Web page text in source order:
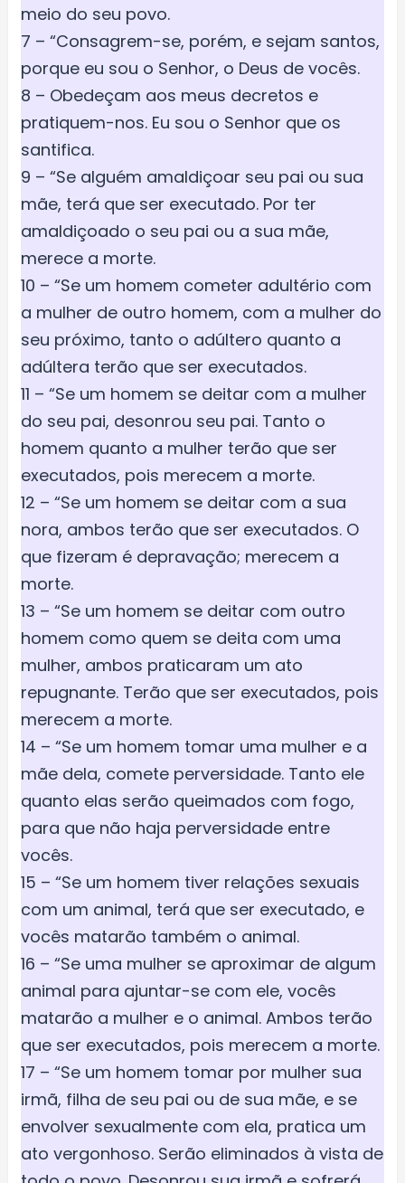
meio do seu povo.
7 – “Consagrem-se, porém, e sejam santos,
porque eu sou o Senhor, o Deus de vocês.
8 – Obedeçam aos meus decretos e
pratiquem-nos. Eu sou o Senhor que os
santifica.
9 – “Se alguém amaldiçoar seu pai ou sua
mãe, terá que ser executado. Por ter
amaldiçoado o seu pai ou a sua mãe,
merece a morte.
10 – “Se um homem cometer adultério com
a mulher de outro homem, com a mulher do
seu próximo, tanto o adúltero quanto a
adúltera terão que ser executados.
11 – “Se um homem se deitar com a mulher
do seu pai, desonrou seu pai. Tanto o
homem quanto a mulher terão que ser
executados, pois merecem a morte.
12 – “Se um homem se deitar com a sua
nora, ambos terão que ser executados. O
que fizeram é depravação; merecem a
morte.
13 – “Se um homem se deitar com outro
homem como quem se deita com uma
mulher, ambos praticaram um ato
repugnante. Terão que ser executados, pois
merecem a morte.
14 – “Se um homem tomar uma mulher e a
mãe dela, comete perversidade. Tanto ele
quanto elas serão queimados com fogo,
para que não haja perversidade entre
vocês.
15 – “Se um homem tiver relações sexuais
com um animal, terá que ser executado, e
vocês matarão também o animal.
16 – “Se uma mulher se aproximar de algum
animal para ajuntar-se com ele, vocês
matarão a mulher e o animal. Ambos terão
que ser executados, pois merecem a morte.
17 – “Se um homem tomar por mulher sua
irmã, filha de seu pai ou de sua mãe, e se
envolver sexualmente com ela, pratica um
ato vergonhoso. Serão eliminados à vista de